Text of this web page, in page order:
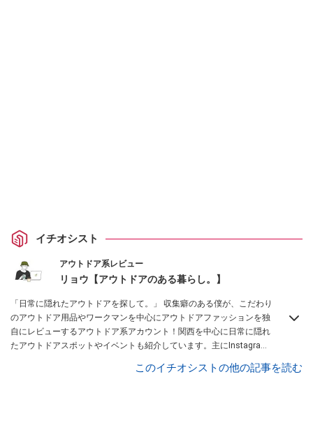
イチオシスト
アウトドア系レビュー
リョウ【アウトドアのある暮らし。】
「日常に隠れたアウトドアを探して。」 収集癖のある僕が、こだわり
のアウトドア用品やワークマンを中心にアウトドアファッションを独
自にレビューするアウトドア系アカウント！関西を中心に日常に隠れ
たアウトドアスポットやイベントも紹介しています。主にInstagram
ば、ぜひ覗きに来てください！お待ちしています！Instagramはこち
このイチオシストの他の記事を読む